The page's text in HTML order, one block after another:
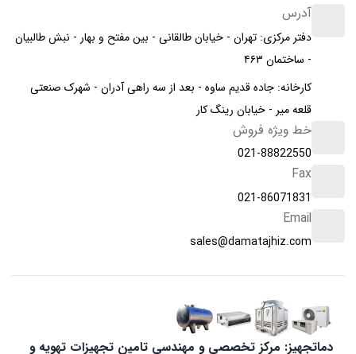
آدرس
دفتر مرکزی: تهران - خیابان طالقانی - بین مفتح و بهار - نبش طالبیان
- ساختمان ۴۶۳
کارخانه: جاده قدیم ساوه - بعد از سه راهی آدران - شهرک صنعتی
قلعه میر - خیابان رینگ کار
خط ویژه فروش
021-88822550
Fax
021-86071831
Email
sales@damatajhiz.com
دماتجهیز: مرکز تخصصی و مهندسی تامین تجهیزات تهویه و